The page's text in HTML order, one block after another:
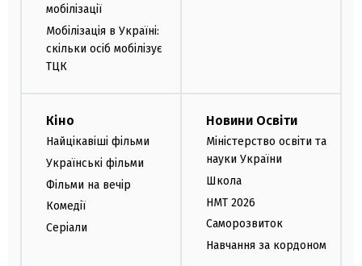
мобілізації
Мобілізація в Україні:
скільки осіб мобілізує
ТЦК
Кіно
Найцікавіші фільми
Українські фільми
Фільми на вечір
Комедії
Серіали
Новини Освіти
Міністерство освіти та
науки України
Школа
НМТ 2026
Саморозвиток
Навчання за кордоном